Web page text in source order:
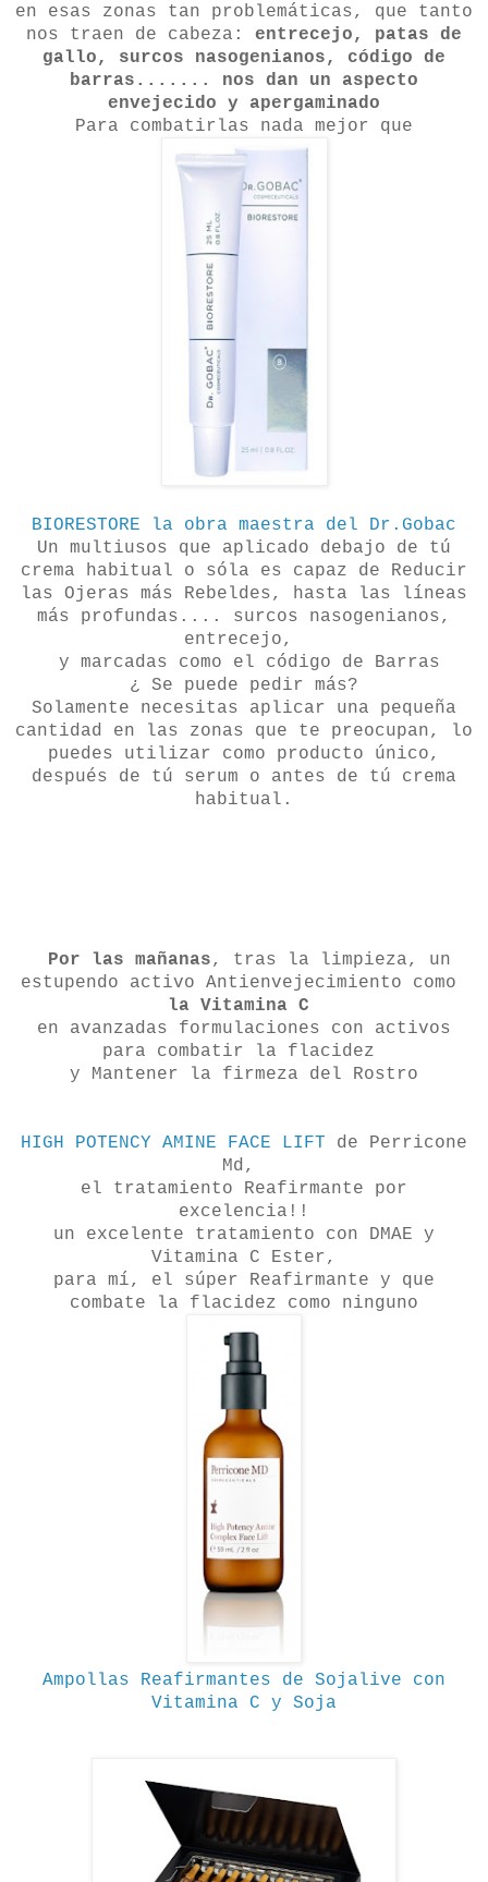
en esas zonas tan problemáticas, que tanto
nos traen de cabeza:
entrecejo, patas de
gallo, surcos nasogenianos, código de
barras....... nos dan un aspecto
envejecido y apergaminado
Para combatirlas nada mejor que
BIORESTORE la obra maestra del Dr.Gobac
Un multiusos que aplicado debajo de tú
crema habitual o sóla es capaz de Reducir
las Ojeras más Rebeldes, hasta las líneas
más profundas.... surcos nasogenianos,
entrecejo,
y marcadas como el código de Barras
¿ Se puede pedir más?
Solamente necesitas aplicar una pequeña
cantidad en las zonas que te preocupan, lo
puedes utilizar como producto único,
después de tú serum o antes de tú crema
habitual.
Por las mañanas, tras la limpieza, un
estupendo activo Antienvejecimiento como
la Vitamina C
en avanzadas formulaciones con activos
para combatir la flacidez
y Mantener la firmeza del Rostro
HIGH POTENCY AMINE FACE LIFT de Perricone
Md,
el tratamiento Reafirmante por
excelencia!!
un excelente tratamiento con DMAE y
Vitamina C Ester,
para mí, el súper Reafirmante y que
combate la flacidez como ninguno
Ampollas Reafirmantes de Sojalive con
Vitamina C y Soja